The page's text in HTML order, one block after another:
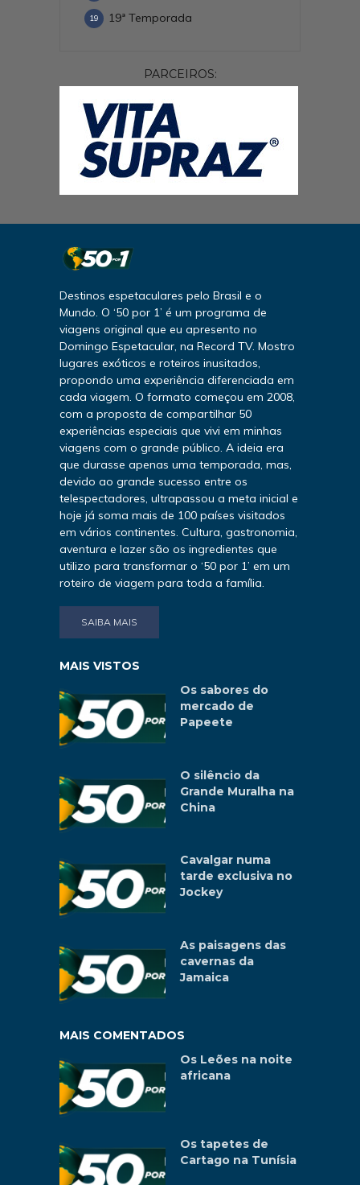
19ª Temporada
19
PARCEIROS:
Destinos espetaculares pelo Brasil e o
Mundo. O ‘50 por 1’ é um programa de
viagens original que eu apresento no
Domingo Espetacular, na Record TV. Mostro
lugares exóticos e roteiros inusitados,
propondo uma experiência diferenciada em
cada viagem. O formato começou em 2008,
com a proposta de compartilhar 50
experiências especiais que vivi em minhas
viagens com o grande público. A ideia era
que durasse apenas uma temporada, mas,
devido ao grande sucesso entre os
telespectadores, ultrapassou a meta inicial e
hoje já soma mais de 100 países visitados
em vários continentes. Cultura, gastronomia,
aventura e lazer são os ingredientes que
utilizo para transformar o ‘50 por 1’ em um
roteiro de viagem para toda a família.
SAIBA MAIS
MAIS VISTOS
Os sabores do
mercado de
Papeete
O silêncio da
Grande Muralha na
China
Cavalgar numa
tarde exclusiva no
Jockey
As paisagens das
cavernas da
Jamaica
MAIS COMENTADOS
Os Leões na noite
africana
Os tapetes de
Cartago na Tunísia